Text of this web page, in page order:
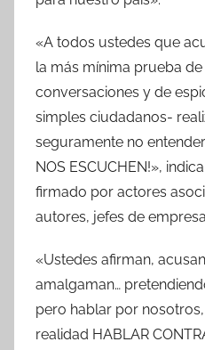
«A todos ustedes que
la más mínima prueba
conversaciones y de
simples ciudadanos-
seguramente no
NOS ESCUCHEN!»,
firmado por actores
autores, jefes de
«Ustedes afirman,
amalgaman…
pero hablar por
realidad HABLAR